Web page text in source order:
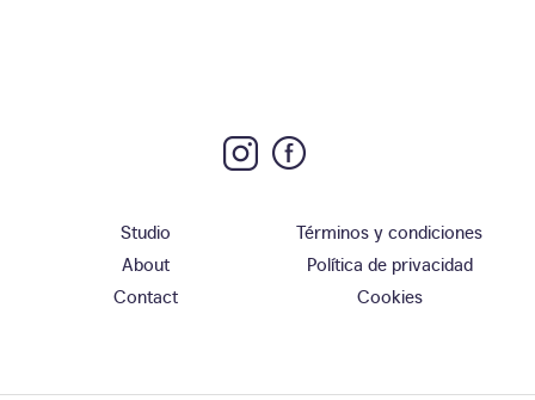
Studio
About
Contact
Términos y condiciones
Política de privacidad
Cookies